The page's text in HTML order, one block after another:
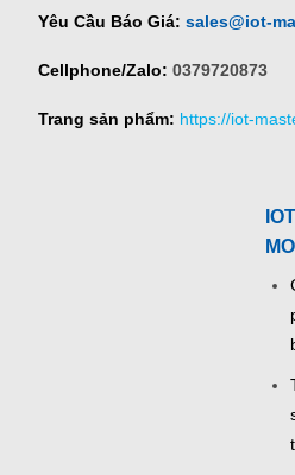
Yêu Cầu Báo Giá: sales@iot-
Cellphone/Zalo: 0379720873
Trang sản phẩm: https://iot-